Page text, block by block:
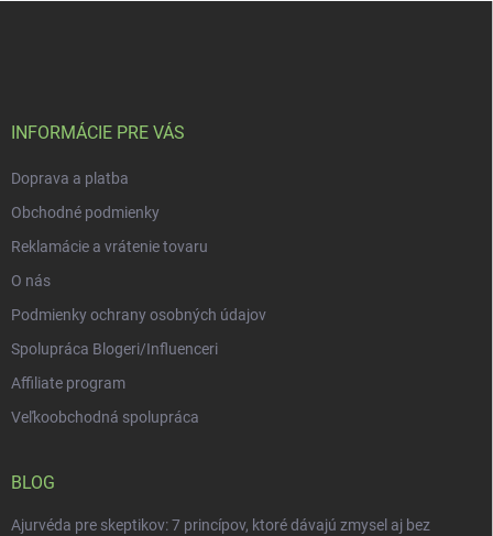
INFORMÁCIE PRE VÁS
Doprava a platba
Obchodné podmienky
Reklamácie a vrátenie tovaru
O nás
Podmienky ochrany osobných údajov
Spolupráca Blogeri/Influenceri
Affiliate program
Veľkoobchodná spolupráca
BLOG
Ajurvéda pre skeptikov: 7 princípov, ktoré dávajú zmysel aj bez